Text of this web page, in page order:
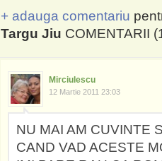
+ adauga comentariu
Targu Jiu COMENTARII
Mirciulescu
12 Martie 2011 23:03
NU MAI AM CUVINTE
CAND VAD ACESTE